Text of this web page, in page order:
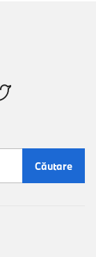
Căutare